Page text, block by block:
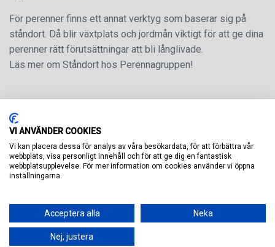
För perenner finns ett annat verktyg som baserar sig på
ståndort. Då blir växtplats och jordmån viktigt för att ge dina
perenner rätt förutsättningar att bli långlivade.
Läs mer om Ståndort hos Perennagruppen!
VI ANVÄNDER COOKIES
Vi kan placera dessa för analys av våra besökardata, för att förbättra vår
webbplats, visa personligt innehåll och för att ge dig en fantastisk
webbplatsupplevelse. För mer information om cookies använder vi öppna
inställningarna.
Acceptera alla Neka
Nej, justera